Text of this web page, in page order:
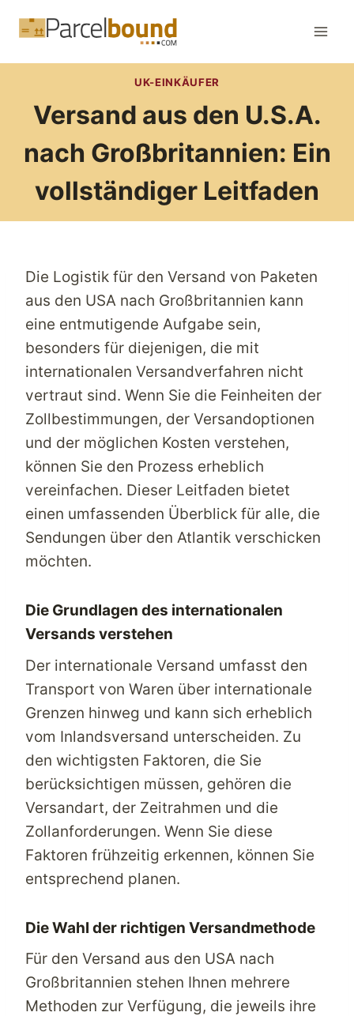
Inhalt
UK-EINKÄUFER
Versand aus den U.S.A.
nach Großbritannien: Ein
vollständiger Leitfaden
Die Logistik für den Versand von Paketen
aus den USA nach Großbritannien kann
eine entmutigende Aufgabe sein,
besonders für diejenigen, die mit
internationalen Versandverfahren nicht
vertraut sind. Wenn Sie die Feinheiten der
Zollbestimmungen, der Versandoptionen
und der möglichen Kosten verstehen,
können Sie den Prozess erheblich
vereinfachen. Dieser Leitfaden bietet
einen umfassenden Überblick für alle, die
Sendungen über den Atlantik verschicken
möchten.
Die Grundlagen des internationalen
Versands verstehen
Der internationale Versand umfasst den
Transport von Waren über internationale
Grenzen hinweg und kann sich erheblich
vom Inlandsversand unterscheiden. Zu
den wichtigsten Faktoren, die Sie
berücksichtigen müssen, gehören die
Versandart, der Zeitrahmen und die
Zollanforderungen. Wenn Sie diese
Faktoren frühzeitig erkennen, können Sie
entsprechend planen.
Die Wahl der richtigen Versandmethode
Für den Versand aus den USA nach
Großbritannien stehen Ihnen mehrere
Methoden zur Verfügung, die jeweils ihre